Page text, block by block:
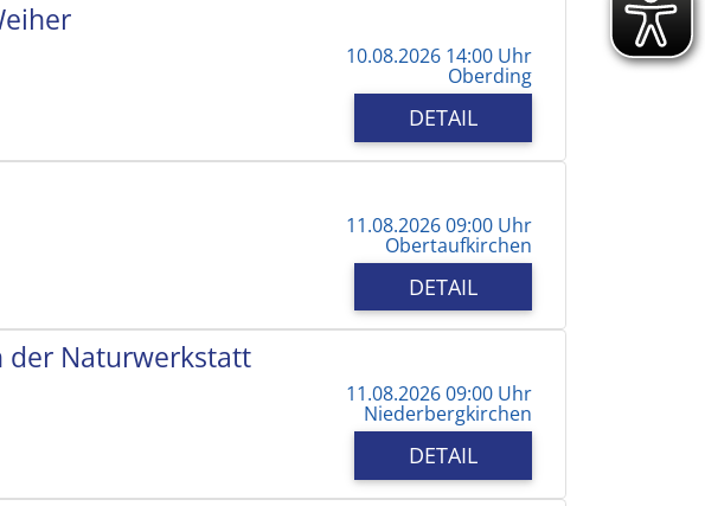
10.08.2026 14:00 Uhr
Oberding
DETAIL
11.08.2026 09:00 Uhr
Obertaufkirchen
DETAIL
der Naturwerkstatt
11.08.2026 09:00 Uhr
Niederbergkirchen
DETAIL